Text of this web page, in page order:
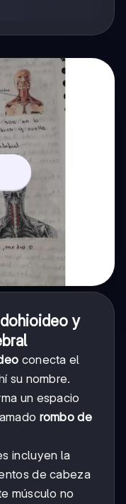
y
conecta el
su nombre.
un espacio
rombo de
incluyen la
de cabeza
músculo no